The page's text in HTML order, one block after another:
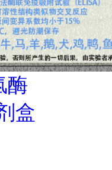
酶
盒